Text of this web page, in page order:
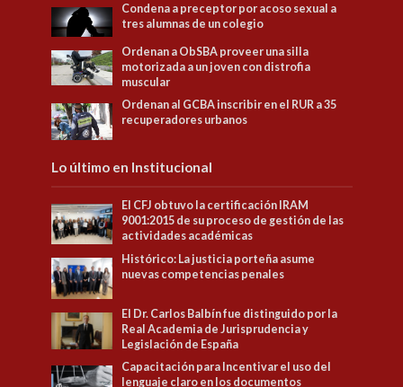
Condena a preceptor por acoso sexual a
tres alumnas de un colegio
Ordenan a ObSBA proveer una silla
motorizada a un joven con distrofia
muscular
Ordenan al GCBA inscribir en el RUR a 35
recuperadores urbanos
Lo último en Institucional
El CFJ obtuvo la certificación IRAM
9001:2015 de su proceso de gestión de las
actividades académicas
Histórico: La justicia porteña asume
nuevas competencias penales
El Dr. Carlos Balbín fue distinguido por la
Real Academia de Jurisprudencia y
Legislación de España
Capacitación para Incentivar el uso del
lenguaje claro en los documentos